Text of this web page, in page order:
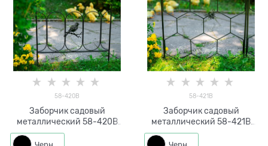
58-420B
Заборчик садовый
металлический 58-420B
черный высота 60см
58-421B
Заборчик садовый
металлический 58-421B
черный высота 60см